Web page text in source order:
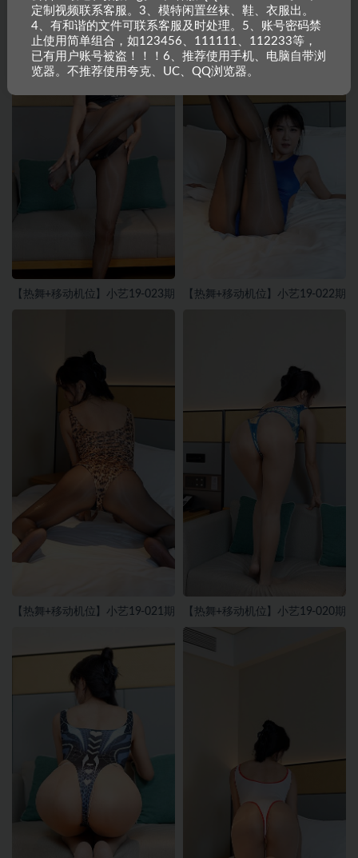
【热舞+移动机位】小艺19-023期 【热舞+移动机位】小艺19-022期
【热舞+移动机位】小艺19-021期 【热舞+移动机位】小艺19-020期
定制视频联系客服。3、模特闲置丝袜、鞋、衣服出。
4、有和谐的文件可联系客服及时处理。5、账号密码禁
止使用简单组合，如123456、111111、112233等，
已有用户账号被盗！！！6、推荐使用手机、电脑自带浏
览器。不推荐使用夸克、UC、QQ浏览器。